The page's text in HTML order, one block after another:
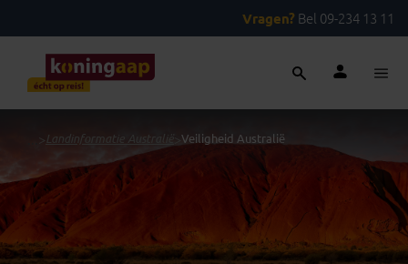
Vragen? Bel 09-234 13 11
> Landinformatie Australië >Veiligheid Australië